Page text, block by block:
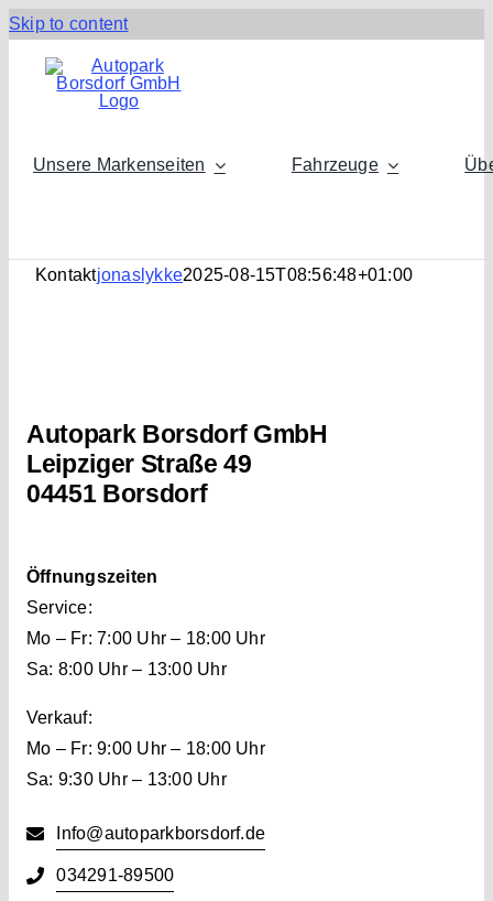
Skip to content
Unsere Markenseiten Fahrzeuge
Kontaktjonaslykke2025-08-15T08:56:48+01:00
Autopark Borsdorf GmbH
Leipziger Straße 49
04451 Borsdorf
Öffnungszeiten
Service:
Mo – Fr: 7:00 Uhr – 18:00 Uhr
Sa: 8:00 Uhr – 13:00 Uhr
Verkauf:
Mo – Fr: 9:00 Uhr – 18:00 Uhr
Sa: 9:30 Uhr – 13:00 Uhr
Info@autoparkborsdorf.de
034291-89500